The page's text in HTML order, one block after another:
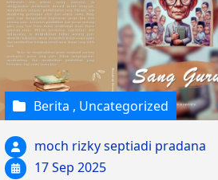
Berita , Uncategorized
moch rizky septiadi pradana
17 Sep 2025